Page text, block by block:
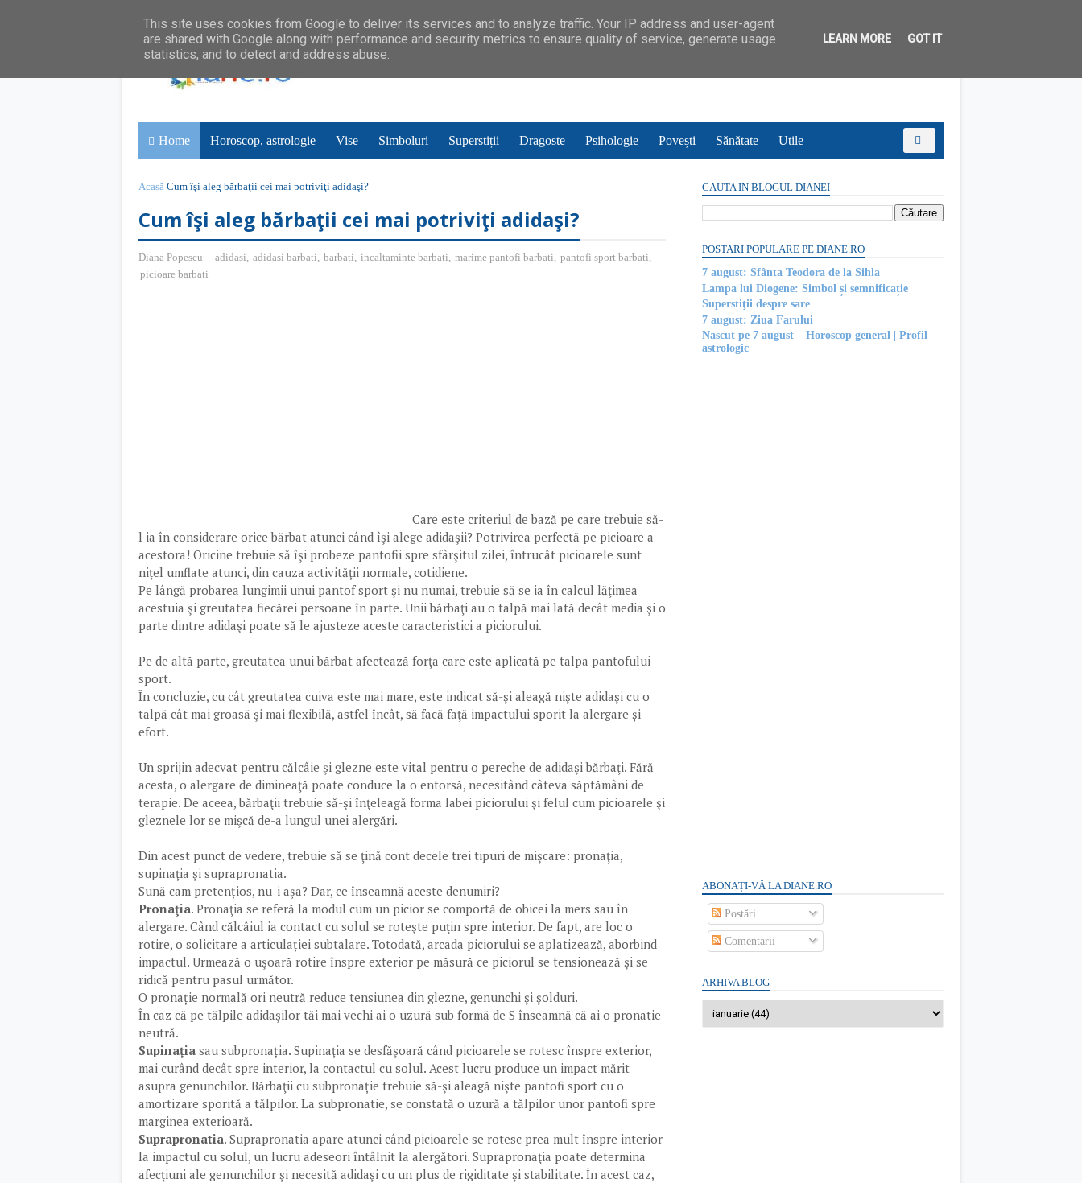
Home Horoscop, astrologie Vise Simboluri Superstiții Dragoste Psihologie Povești Sănătate Utile
Acasă Cum îşi aleg bărbaţii cei mai potriviţi adidaşi?
Cum îşi aleg bărbaţii cei mai potriviţi adidaşi?
Diana Popescu adidasi, adidasi barbati, barbati, incaltaminte barbati, marime pantofi barbati, pantofi sport barbati,
picioare barbati
Care este criteriul de bază pe care trebuie să-
l ia în considerare orice bărbat atunci când îşi alege adidaşii? Potrivirea perfectă pe picioare a
acestora! Oricine trebuie să îşi probeze pantofii spre sfârşitul zilei, întrucât picioarele sunt
niţel umflate atunci, din cauza activităţii normale, cotidiene.
Pe lângă probarea lungimii unui pantof sport şi nu numai, trebuie să se ia în calcul lăţimea
acestuia şi greutatea fiecărei persoane în parte. Unii bărbaţi au o talpă mai lată decât media şi o
parte dintre adidaşi poate să le ajusteze aceste caracteristici a piciorului.
Pe de altă parte, greutatea unui bărbat afectează forţa care este aplicată pe talpa pantofului
sport.
În concluzie, cu cât greutatea cuiva este mai mare, este indicat să-şi aleagă nişte adidaşi cu o
talpă cât mai groasă şi mai flexibilă, astfel încât, să facă faţă impactului sporit la alergare și
efort.
Un sprijin adecvat pentru călcâie şi glezne este vital pentru o pereche de adidaşi bărbaţi. Fără
acesta, o alergare de dimineaţă poate conduce la o entorsă, necesitând câteva săptămâni de
terapie. De aceea, bărbaţii trebuie să-şi înţeleagă forma labei piciorului şi felul cum picioarele şi
gleznele lor se mişcă de-a lungul unei alergări.
Din acest punct de vedere, trebuie să se ţină cont decele trei tipuri de mişcare: pronaţia,
supinaţia şi suprapronatia.
Sună cam pretențios, nu-i așa? Dar, ce înseamnă aceste denumiri?
Pronaţia. Pronaţia se referă la modul cum un picior se comportă de obicei la mers sau în
alergare. Când călcâiul ia contact cu solul se roteşte puţin spre interior. De fapt, are loc o
rotire, o solicitare a articulației subtalare. Totodată, arcada piciorului se aplatizează, aborbind
impactul. Urmează o uşoară rotire înspre exterior pe măsură ce piciorul se tensionează şi se
ridică pentru pasul următor.
O pronație normală ori neutră reduce tensiunea din glezne, genunchi şi şolduri.
În caz că pe tălpile adidaşilor tăi mai vechi ai o uzură sub formă de S înseamnă că ai o pronatie
neutră.
Supinaţia sau subpronația. Supinaţia se desfăşoară când picioarele se rotesc înspre exterior,
mai curând decât spre interior, la contactul cu solul. Acest lucru produce un impact mărit
asupra genunchilor. Bărbaţii cu subpronație trebuie să-şi aleagă nişte pantofi sport cu o
amortizare sporită a tălpilor. La subpronatie, se constată o uzură a tălpilor unor pantofi spre
marginea exterioară.
Suprapronatia. Suprapronatia apare atunci când picioarele se rotesc prea mult înspre interior
la impactul cu solul, un lucru adeseori întâlnit la alergători. Suprapronaţia poate determina
afecţiuni ale genunchilor şi necesită adidaşi cu un plus de rigiditate şi stabilitate. În acest caz,
CAUTA IN BLOGUL DIANEI
POSTARI POPULARE PE DIANE.RO
7 august: Sfânta Teodora de la Sihla
Lampa lui Diogene: Simbol și semnificație
Superstiţii despre sare
7 august: Ziua Farului
Nascut pe 7 august – Horoscop general | Profil
astrologic
ABONAȚI-VĂ LA DIANE.RO
Postări
Comentarii
ARHIVA BLOG
This site uses cookies from Google to deliver its services and to analyze traffic. Your IP address and user-agent
are shared with Google along with performance and security metrics to ensure quality of service, generate usage
statistics, and to detect and address abuse.
LEARN MORE GOT IT